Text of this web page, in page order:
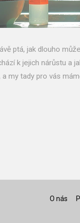
ptá, jak dlouho
k jejich nárůstu a
my tady pro vás
O nás